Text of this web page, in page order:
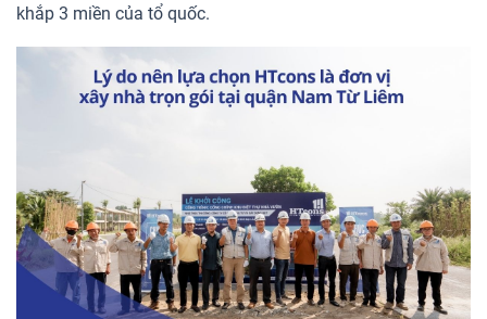
khắp 3 miền của tổ quốc.